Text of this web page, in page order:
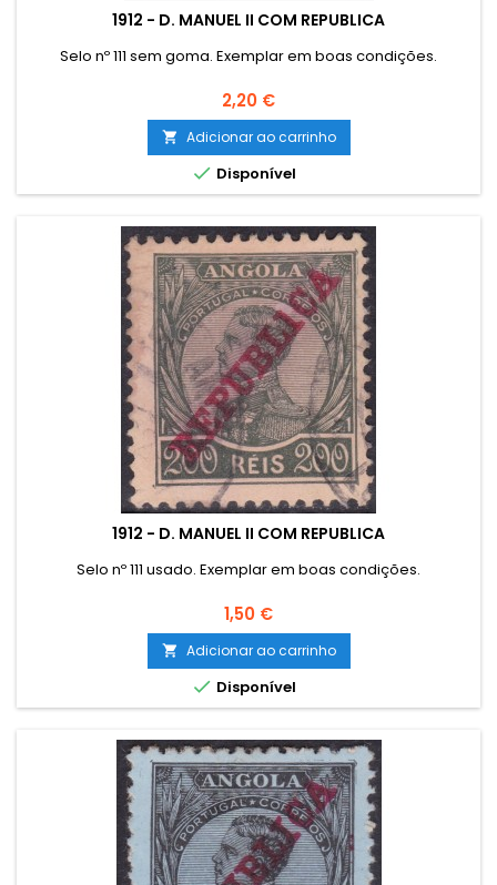
1912 - D. MANUEL II COM REPUBLICA
Selo nº 111 sem goma. Exemplar em boas condições.
Preço
2,20 €
 Adicionar ao carrinho
 Disponível
1912 - D. MANUEL II COM REPUBLICA
Selo nº 111 usado. Exemplar em boas condições.
Preço
1,50 €
 Adicionar ao carrinho
 Disponível